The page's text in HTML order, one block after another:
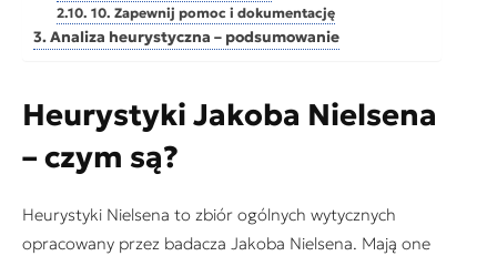
10. Zapewnij pomoc i dokumentację
Analiza heurystyczna – podsumowanie
Heurystyki Jakoba Nielsena
– czym są?
Heurystyki Nielsena to zbiór ogólnych wytycznych
opracowany przez badacza Jakoba Nielsena. Mają one